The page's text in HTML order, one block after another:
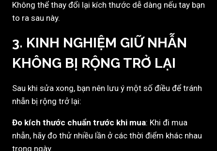
Không thể thay đổi lại kích thước dễ dàng nếu tay bạn
to ra sau này.
3. KINH NGHIỆM GIỮ NHẪN
KHÔNG BỊ RỘNG TRỞ LẠI
Sau khi sửa xong, bạn nên lưu ý một số điều để tránh
nhẫn bị rộng trở lại:
Đo kích thước chuẩn trước khi mua: Khi đi mua
nhẫn, hãy đo thử nhiều lần ở các thời điểm khác nhau
trong ngày.